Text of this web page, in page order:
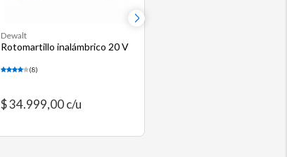
Dewalt
Rotomartillo inalámbrico 20 V
(8)
$ 34.999,00 c/u